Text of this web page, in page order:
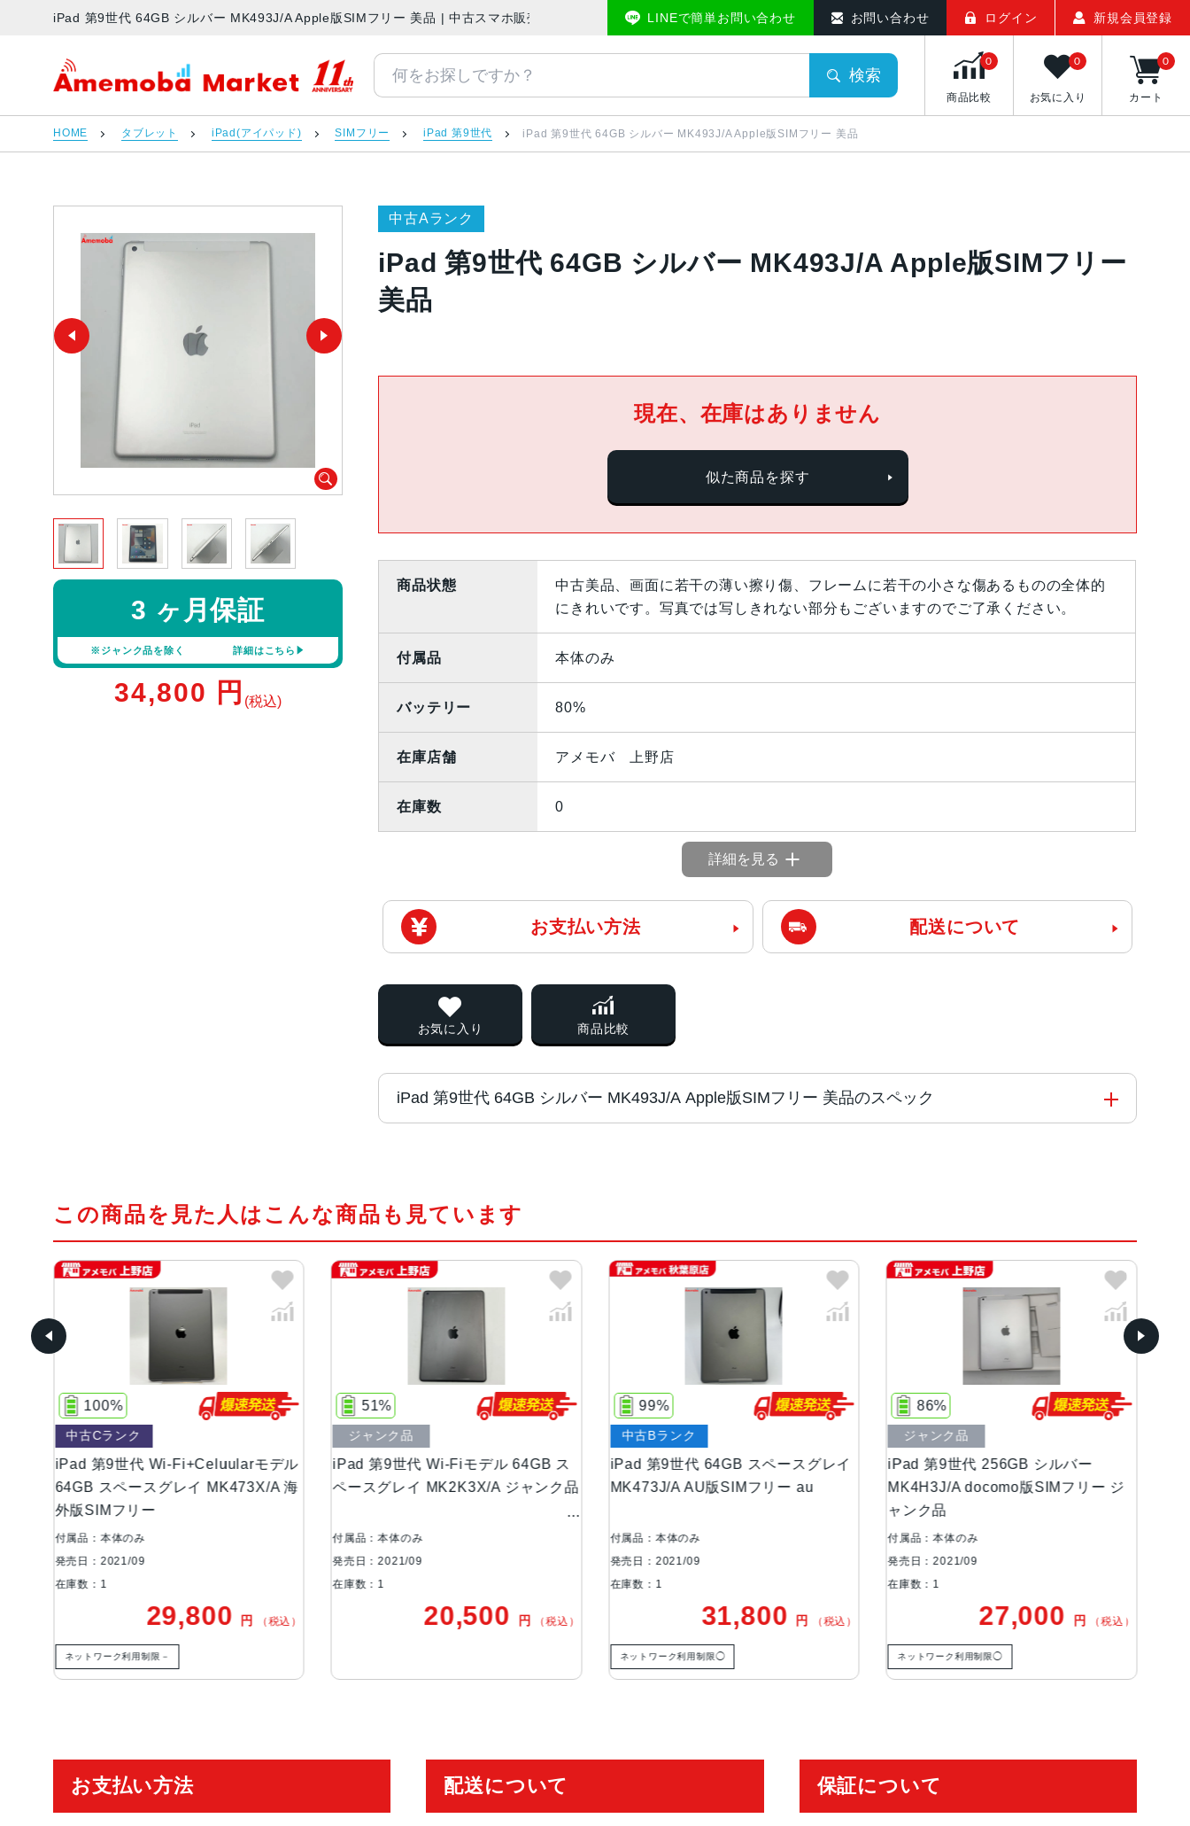
iPad 第9世代 64GB シルバー MK493J/A Apple版SIMフリー 美品 | 中古スマホ販売のアメモバマーケットLINEで簡単お問い合わせ お問い合わせ ログイン 新規会員登録
アメモバマーケット
検索
商品比較
0
お気に入り
0
カート
0
HOME タブレット iPad(アイパッド) SIMフリー iPad 第9世代 iPad 第9世代 64GB シルバー MK493J/A Apple版SIMフリー 美品
中古Aランク
iPad 第9世代 64GB シルバー MK493J/A Apple版SIMフリー
美品
3 ヶ月保証
※ジャンク品を除く 詳細はこちら
34,800 円 (税込)
現在、在庫はありません
似た商品を探す
商品状態
中古美品、画面に若干の薄い擦り傷、フレームに若干の小さな傷あるものの全体的
にきれいです。写真では写しきれない部分もございますのでご了承ください。
付属品 本体のみ
バッテリー 80%
在庫店舗 アメモバ 上野店
在庫数 0
詳細を見る
お支払い方法 配送について
お気に入り 商品比較
iPad 第9世代 64GB シルバー MK493J/A Apple版SIMフリー 美品のスペック
カラー シルバー、スペースグレイ
サイズ・重さ 174.1ｘ250.6ｘ7.5mm・487ｇ
液晶
IPSテクノロジー搭載10.2インチ（対角）LEDバックライトMulti-Touchディスプレ
ストレージ 64GB、256GB
カメラ
8MP広角カメラ
最大5倍のデジタルズーム
5枚構成のレンズ
パノラマ（最大43MP）
写真へのジオタグ添付
自動手ぶれ補正
バーストモード
加速度センサー
気圧計
環境光センサー
この商品を見た人はこんな商品も見ています
Fi+Celuularモデル
グレイ MK473X/A 海
（税込）
iPad 第9世代 Wi-Fiモデル 64GB ス
ペースグレイ MK2K3X/A ジャンク品
51%
20,500 （税込）
iPad 第9世代 64GB スペースグレイ
MK473J/A AU版SIMフリー au
99%
31,800 （税込）
iPad 第9世代 256GB シルバー
MK4H3J/A docomo版SIMフリー ジ
86%
27,000 （税込）
iPad 第9世代 Wi-Fiモデ
ルバー MK2L3J/A ジャン
95%
お支払い方法 配送について 保証について